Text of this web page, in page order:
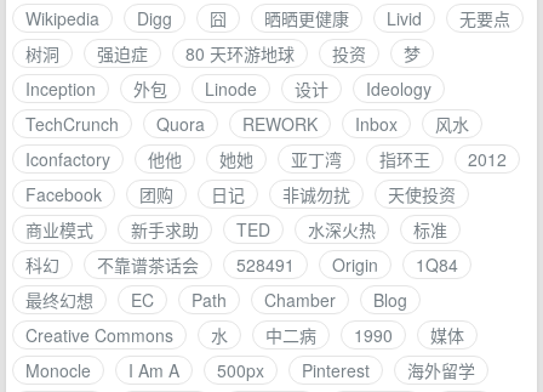
Wikipedia Digg 囧 晒晒更健康 Livid
无要点
树洞
强迫症 80 天环游地球 投资
梦
Inception
外包 Linode 设计
Ideology
TechCrunch
Quora REWORK Inbox
风水
Iconfactory
他他 她她 亚丁湾 指环王
2012
Facebook
团购 日记 非诚勿扰
天使投资
商业模式
新手求助 TED 水深火热
标准
科幻
不靠谱茶话会 528491 Origin
1Q84
最终幻想
EC Path Chamber
Blog
Creative Commons
水 中二病 1990
媒体
Monocle
I Am A 500px Pinterest
海外留学